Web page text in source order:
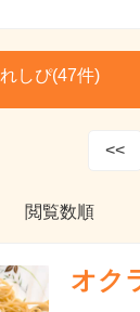
れしぴ(47件)
<<
閲覧数順
オク